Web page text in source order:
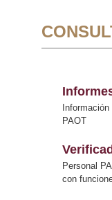
PAOT
Personal
con